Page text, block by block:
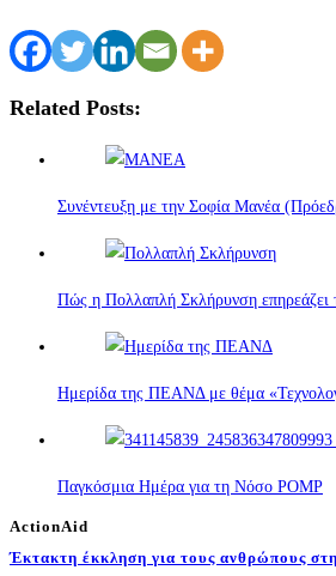
Related Posts:
Συνέντευξη με την Σοφία Μανέα
Πώς η Πολλαπλή Σκλήρυνση επηρεάζει
Ημερίδα της ΠΕΑΝΔ με θέμα
Παγκόσμια Ημέρα για τη Nόσο POMP
ActionAid
Έκτακτη έκκληση για τους ανθρώπους